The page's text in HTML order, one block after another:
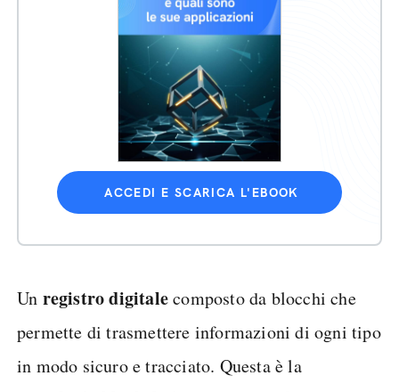
ACCEDI E SCARICA L'EBOOK
Un registro digitalecomposto da blocchi che
permette di trasmettere informazioni di ogni tipo
in modo sicuro e tracciato. Questa è la